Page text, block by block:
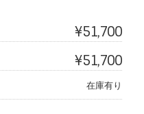
¥51,700
¥51,700
在庫有り